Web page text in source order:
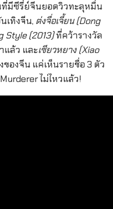
มีซีรี่ย์จีนยอดวิวทะลุหมื่น
เทิงจีน, ต่งจื่อเจี้ยน (Dong
Style (2013)ที่คว้ารางวัล
ล้ว และเซียวหยาง (Xiao
องจีน แค่เห็นรายชื่อ 3 ตัว
ไม่ไหวแล้ว!